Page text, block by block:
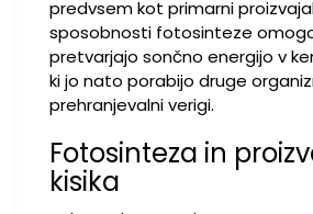
predvsem kot primarni
sposobnosti fotosinteze
pretvarjajo sončno energijo v
ki jo nato porabijo druge
prehranjevalni verigi.
Fotosinteza in
kisika